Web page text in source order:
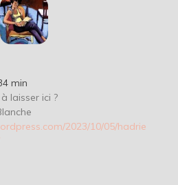
min
laisser ici ?
2023/10/05/hadrie